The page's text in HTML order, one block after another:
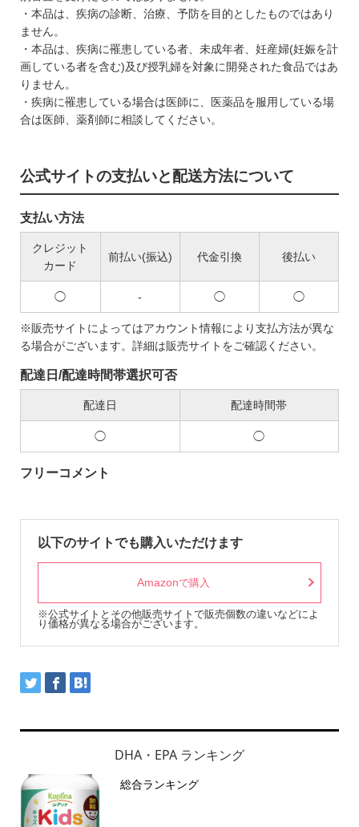
・本品は、疾病の診断、治療、予防を目的としたものではあり
ません。
・本品は、疾病に罹患している者、未成年者、妊産婦(妊娠を計
画している者を含む)及び授乳婦を対象に開発された食品ではあ
りません。
・疾病に罹患している場合は医師に、医薬品を服用している場
合は医師、薬剤師に相談してください。
公式サイトの支払いと配送方法について
支払い方法
クレジット
カード
前払い(振込) 代金引換 後払い
◯ - ◯ ◯
※販売サイトによってはアカウント情報により支払方法が異な
る場合がございます。詳細は販売サイトをご確認ください。
配達日/配達時間帯選択可否
配達日 配達時間帯
◯ ◯
フリーコメント
以下のサイトでも購入いただけます
Amazonで購入
※公式サイトとその他販売サイトで販売個数の違いなどによ
り価格が異なる場合がございます。
DHA・EPA ランキング
総合ランキング